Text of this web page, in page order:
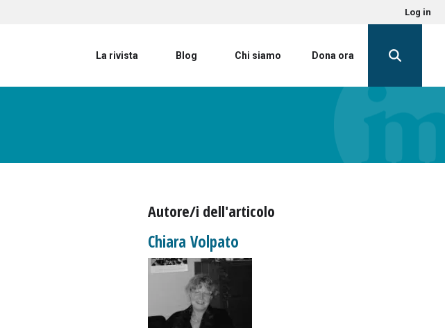
Log in
La rivista Blog Chi siamo Dona ora
Autore/i dell'articolo
Chiara Volpato